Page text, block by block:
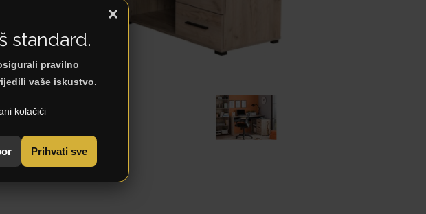
stolovi
×
standard.
pravilno
vaše iskustvo.
kolačići
Prihvati sve